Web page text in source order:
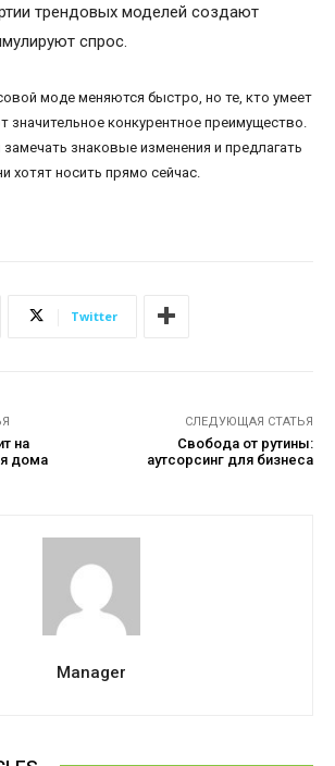
трендовых моделей создают
спрос.
моде меняются быстро, но те, кто умеет
значительное конкурентное преимущество.
знаковые изменения и предлагать
хотят носить прямо сейчас.
Twitter
на
дома
СЛЕДУЮЩАЯ СТАТЬЯ
Свобода от рутины:
аутсорсинг для бизнеса
Manager